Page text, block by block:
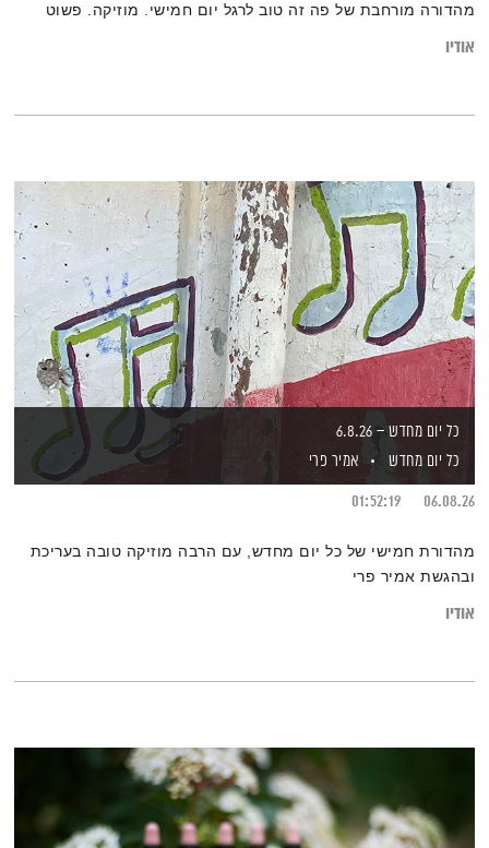
מהדורה מורחבת של פה זה טוב לרגל יום חמישי. מוזיקה. פשוט
אודיו
כל יום מחדש – 6.8.26
כל יום מחדש
אמיר פרי
06.08.26
01:52:19
מהדורת חמישי של כל יום מחדש, עם הרבה מוזיקה טובה בעריכת
ובהגשת אמיר פרי
אודיו